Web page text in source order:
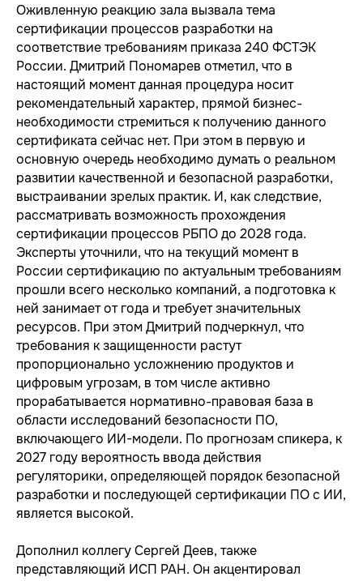
Оживленную реакцию зала вызвала тема
сертификации процессов разработки на
соответствие требованиям приказа 240 ФСТЭК
России. Дмитрий Пономарев отметил, что в
настоящий момент данная процедура носит
рекомендательный характер, прямой бизнес-
необходимости стремиться к получению данного
сертификата сейчас нет. При этом в первую и
основную очередь необходимо думать о реальном
развитии качественной и безопасной разработки,
выстраивании зрелых практик. И, как следствие,
рассматривать возможность прохождения
сертификации процессов РБПО до 2028 года.
Эксперты уточнили, что на текущий момент в
России сертификацию по актуальным требованиям
прошли всего несколько компаний, а подготовка к
ней занимает от года и требует значительных
ресурсов. При этом Дмитрий подчеркнул, что
требования к защищенности растут
пропорционально усложнению продуктов и
цифровым угрозам, в том числе активно
прорабатывается нормативно-правовая база в
области исследований безопасности ПО,
включающего ИИ-модели. По прогнозам спикера, к
2027 году вероятность ввода действия
регуляторики, определяющей порядок безопасной
разработки и последующей сертификации ПО с ИИ,
является высокой.
Дополнил коллегу Сергей Деев, также
представляющий ИСП РАН. Он акцентировал